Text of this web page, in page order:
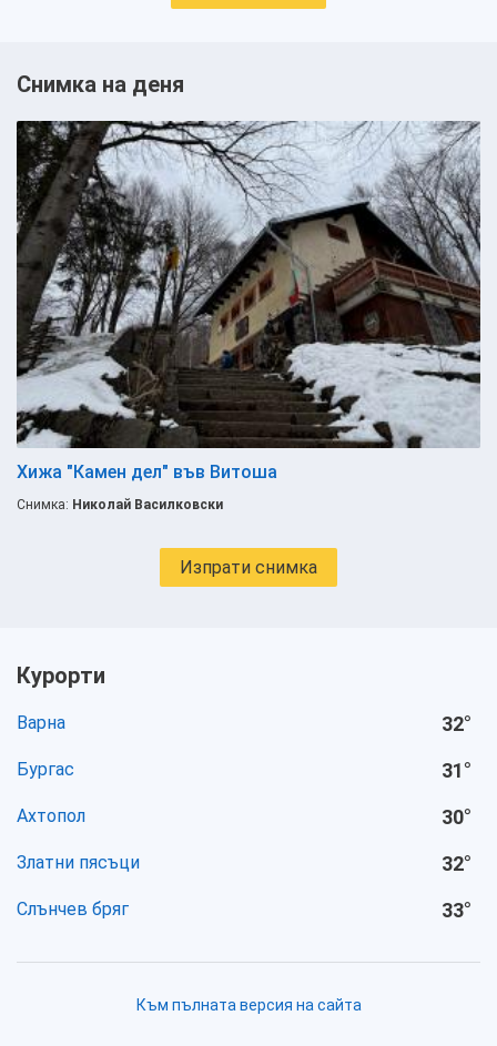
Снимка на деня
Хижа "Камен дел" във Витоша
Снимка: Николай Василковски
Изпрати снимка
Курорти
Варна 32°
Бургас 31°
Ахтопол 30°
Златни пясъци 32°
Слънчев бряг 33°
Към пълната версия на сайта